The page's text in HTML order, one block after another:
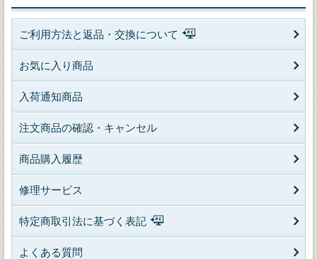
ご利用方法と返品・交換について
お気に入り商品
入荷通知商品
注文商品の確認・キャンセル
商品購入履歴
修理サービス
特定商取引法に基づく表記
よくある質問